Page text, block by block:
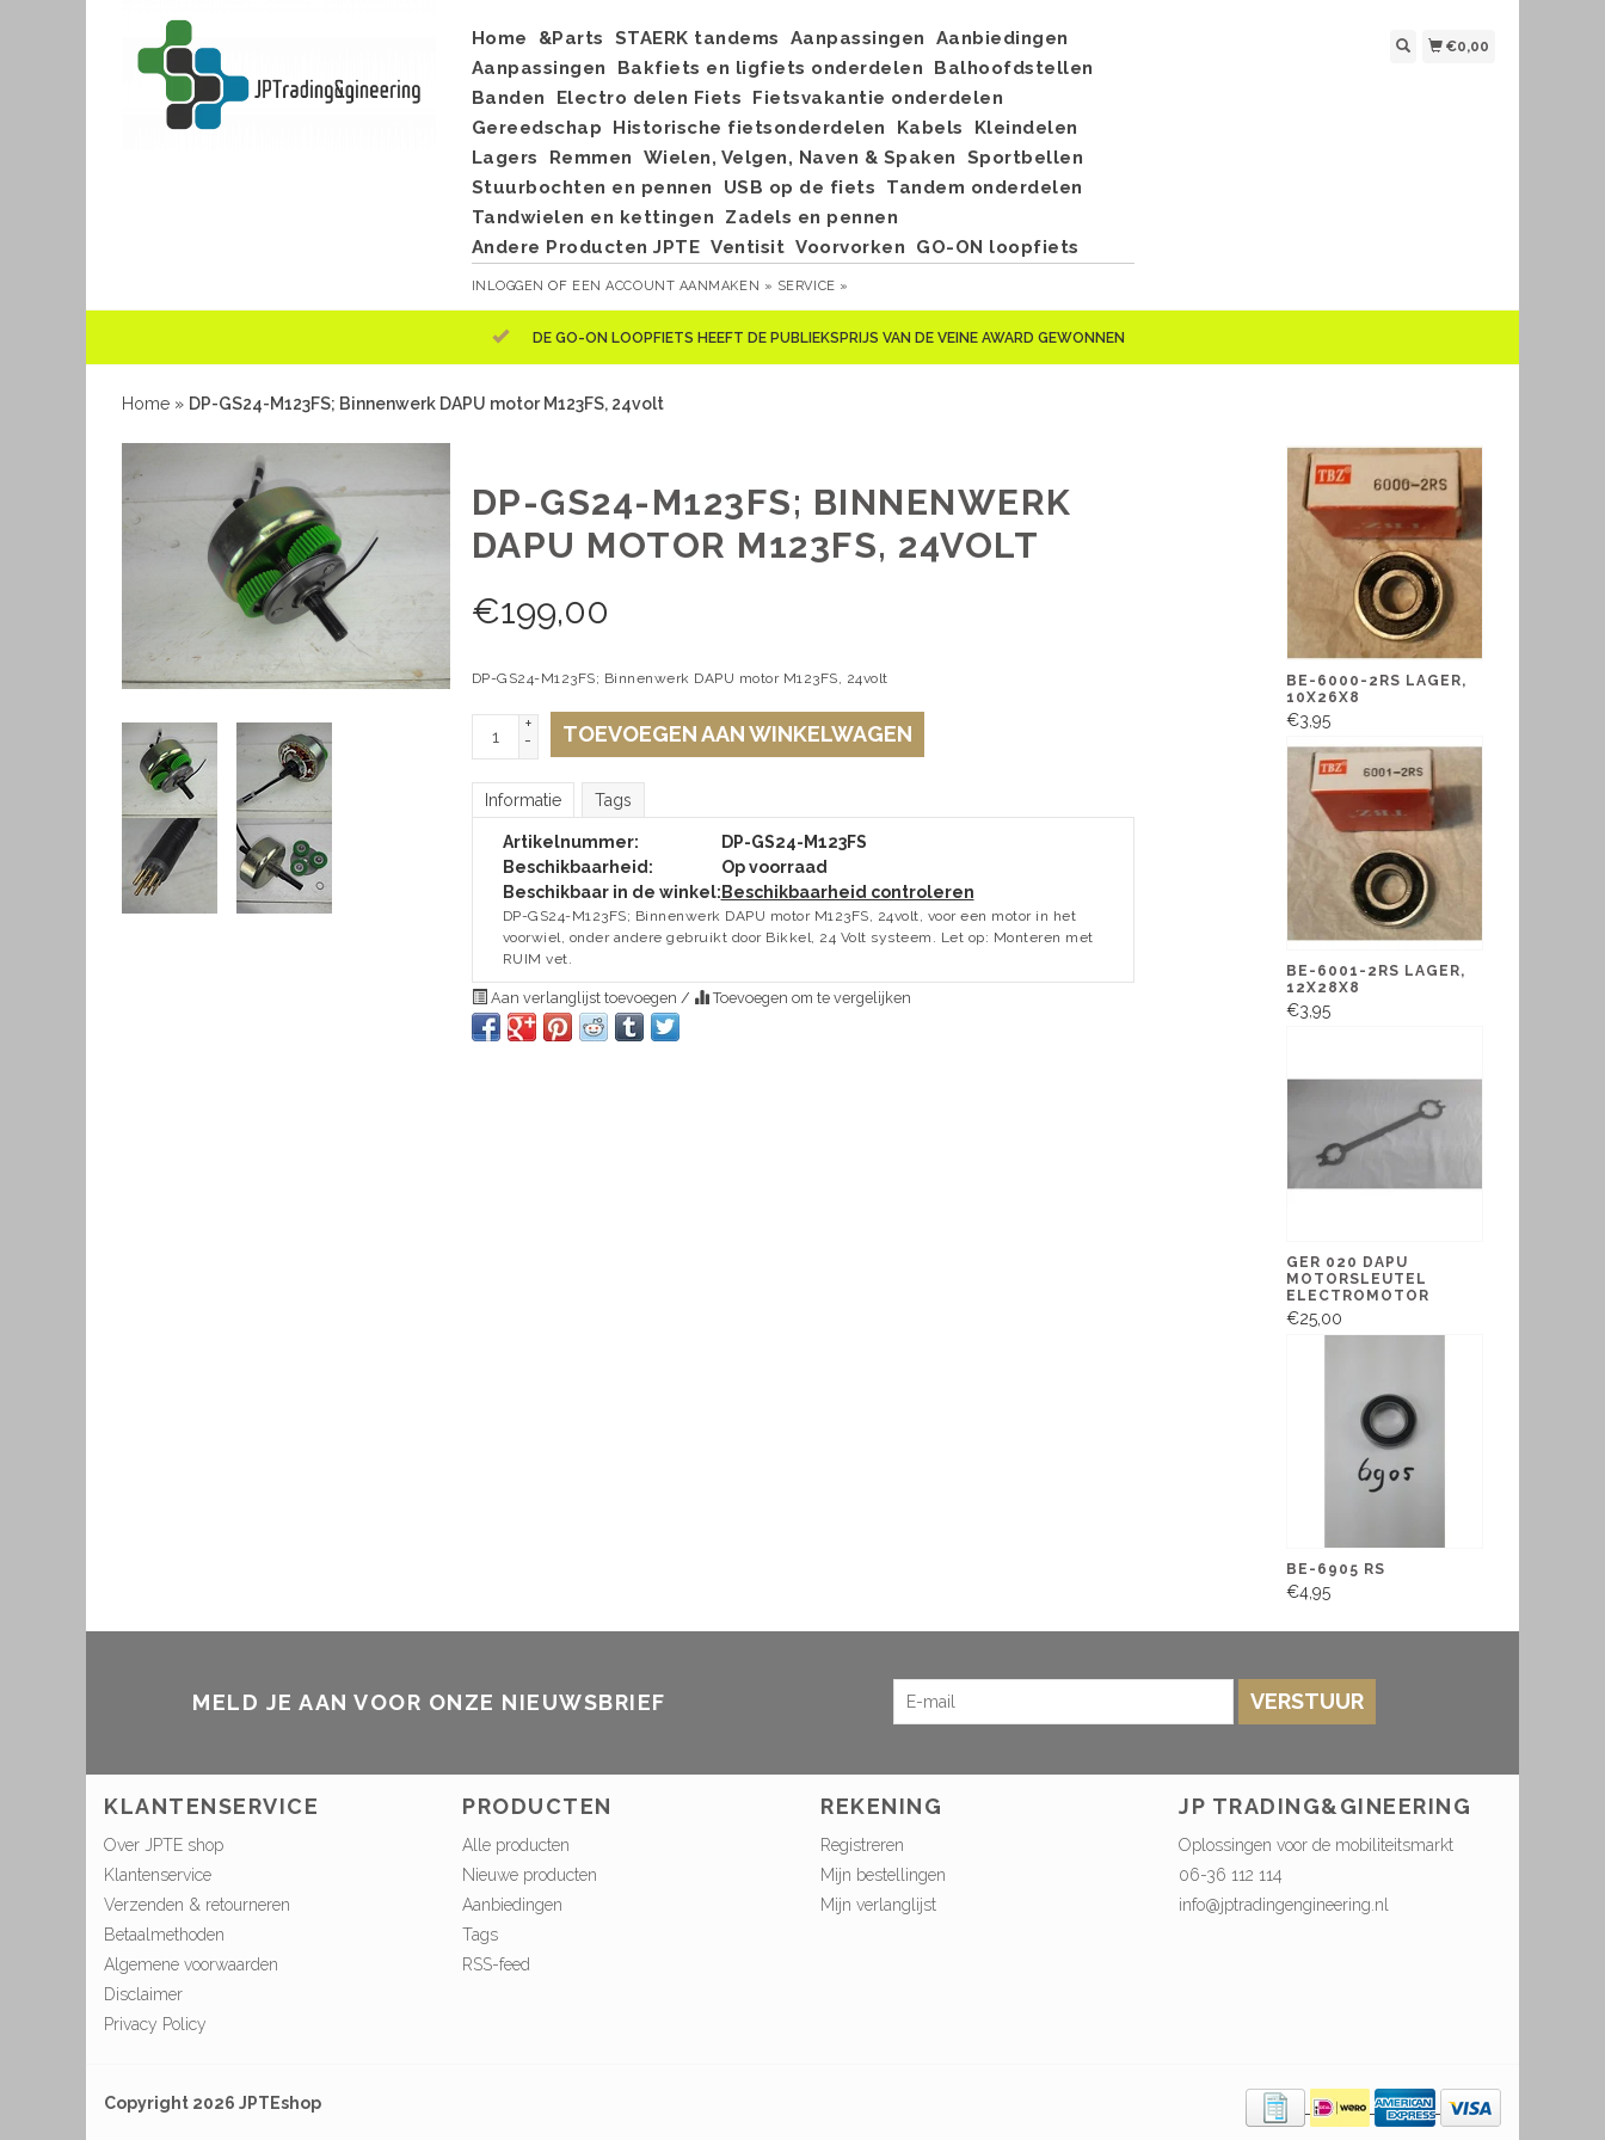
Home &Parts STAERK tandems Aanpassingen
Aanbiedingen
Aanpassingen
Bakfiets en ligfiets onderdelen
Balhoofdstellen
Banden
Electro delen Fiets
Fietsvakantie onderdelen
Gereedschap
Historische fietsonderdelen Kabels
Kleindelen
Lagers
Remmen Wielen, Velgen, Naven & Spaken
Sportbellen
Stuurbochten en pennen
USB op de fiets
Tandem onderdelen
Tandwielen en kettingen
Zadels en pennen
Andere Producten JPTE Ventisit Voorvorken GO-ON loopfiets
INLOGGEN OF EEN ACCOUNT AANMAKEN » SERVICE »
€0,00
DE GO-ON LOOPFIETS HEEFT DE PUBLIEKSPRIJS VAN DE VEINE AWARD GEWONNEN
Home » DP-GS24-M123FS; Binnenwerk DAPU motor M123FS, 24volt
DP-GS24-M123FS; BINNENWERK
DAPU MOTOR M123FS, 24VOLT
€199,00
DP-GS24-M123FS; Binnenwerk DAPU motor M123FS, 24volt
+
-
TOEVOEGEN AAN WINKELWAGEN
Informatie Tags
Artikelnummer:
DP-GS24-M123FS
Beschikbaarheid:
Op voorraad
Beschikbaar in de winkel: Beschikbaarheid controleren
DP-GS24-M123FS; Binnenwerk DAPU motor M123FS, 24volt, voor een motor in het
voorwiel, onder andere gebruikt door Bikkel, 24 Volt systeem. Let op: Monteren met
RUIM vet.
Aan verlanglijst toevoegen / Toevoegen om te vergelijken
BE-6000-2RS LAGER,
10X26X8
€3,95
BE-6001-2RS LAGER,
12X28X8
€3,95
GER 020 DAPU
MOTORSLEUTEL
ELECTROMOTOR
€25,00
BE-6905 RS
€4,95
MELD JE AAN VOOR ONZE NIEUWSBRIEF VERSTUUR
KLANTENSERVICE
Over JPTE shop
Klantenservice
Verzenden & retourneren
Betaalmethoden
Algemene voorwaarden
Disclaimer
Privacy Policy
PRODUCTEN
Alle producten
Nieuwe producten
Aanbiedingen
Tags
RSS-feed
REKENING
Registreren
Mijn bestellingen
Mijn verlanglijst
JP TRADING&GINEERING
Oplossingen voor de mobiliteitsmarkt
06-36 112 114
info@jptradingengineering.nl
Copyright 2026 JPTEshop